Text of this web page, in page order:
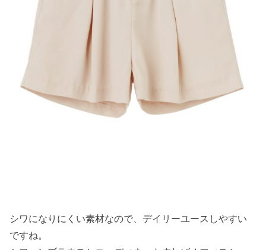
シワになりにくい素材なので、デイリーユースしやすい
ですね。